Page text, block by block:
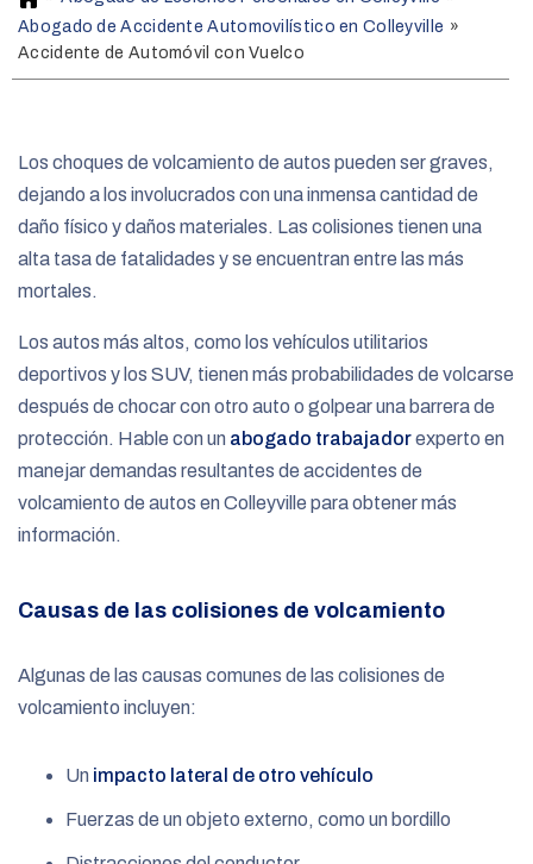
o
m
e
Abogado de Accidente Automovilístico en Colleyville »
Accidente de Automóvil con Vuelco
Los choques de volcamiento de autos pueden ser graves,
dejando a los involucrados con una inmensa cantidad de
daño físico y daños materiales. Las colisiones tienen una
alta tasa de fatalidades y se encuentran entre las más
mortales.
Los autos más altos, como los vehículos utilitarios
deportivos y los SUV, tienen más probabilidades de volcarse
después de chocar con otro auto o golpear una barrera de
protección. Hable con un abogado trabajadorexperto en
manejar demandas resultantes de accidentes de
volcamiento de autos en Colleyville para obtener más
información.
Causas de las colisiones de volcamiento
Algunas de las causas comunes de las colisiones de
volcamiento incluyen:
Un impacto lateral de otro vehículo
Fuerzas de un objeto externo, como un bordillo